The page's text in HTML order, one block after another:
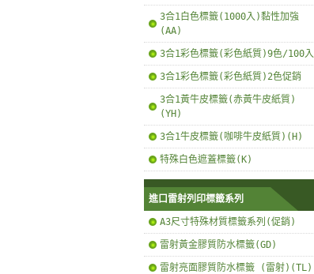
3合1白色標籤(1000入)黏性加強
(AA)
3合1彩色標籤(彩色紙質)9色/100入
3合1彩色標籤(彩色紙質)2色促銷
3合1黃牛皮標籤(赤黃牛皮紙質)
(YH)
3合1牛皮標籤(咖啡牛皮紙質)(H)
特殊白色遮蓋標籤(K)
進口雷射列印標籤系列
A3尺寸特殊材質標籤系列(促銷)
雷射黃金膠質防水標籤(GD)
雷射亮面膠質防水標籤 (雷射)(TL)